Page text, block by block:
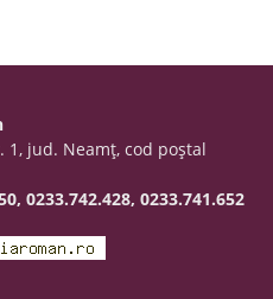
1, jud. Neamţ, cod poştal
0233.742.428, 0233.741.652